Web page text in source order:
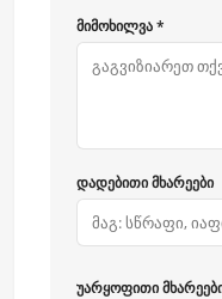
მიმოხილვა *
დადებითი მხარეები
უარყოფითი